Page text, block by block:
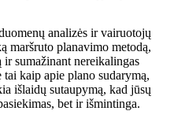
analizės ir vairuotojų
maršruto planavimo metodą,
sumažinant nereikalingas
kaip apie plano sudarymą,
išlaidų sutaupymą, kad jūsų
bet ir išmintinga.